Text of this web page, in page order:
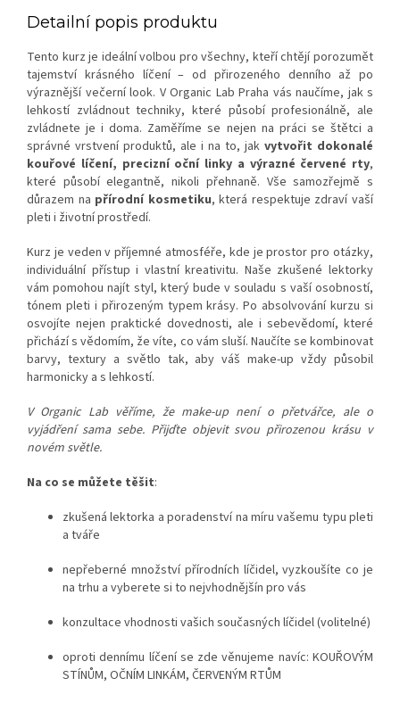
Detailní popis produktu
Tento kurz je ideální volbou pro všechny, kteří chtějí porozumět
tajemství krásného líčení – od přirozeného denního až po
výraznější večerní look. V Organic Lab Praha vás naučíme, jak s
lehkostí zvládnout techniky, které působí profesionálně, ale
zvládnete je i doma. Zaměříme se nejen na práci se štětci a
správné vrstvení produktů, ale i na to, jak vytvořit dokonalé
kouřové líčení, precizní oční linky a výrazné červené rty,
které působí elegantně, nikoli přehnaně. Vše samozřejmě s
důrazem na přírodní kosmetiku, která respektuje zdraví vaší
pleti i životní prostředí.
Kurz je veden v příjemné atmosféře, kde je prostor pro otázky,
individuální přístup i vlastní kreativitu. Naše zkušené lektorky
vám pomohou najít styl, který bude v souladu s vaší osobností,
tónem pleti i přirozeným typem krásy. Po absolvování kurzu si
osvojíte nejen praktické dovednosti, ale i sebevědomí, které
přichází s vědomím, že víte, co vám sluší. Naučíte se kombinovat
barvy, textury a světlo tak, aby váš make-up vždy působil
harmonicky a s lehkostí.
V Organic Lab věříme, že make-up není o přetvářce, ale o
vyjádření sama sebe. Přijďte objevit svou přirozenou krásu v
novém světle.
Na co se můžete těšit:
zkušená lektorka a poradenství na míru vašemu typu pleti
a tváře
nepřeberné množství přírodních líčidel, vyzkoušíte co je
na trhu a vyberete si to nejvhodnějšín pro vás
konzultace vhodnosti vašich současných líčidel (volitelné)
oproti dennímu líčení se zde věnujeme navíc: KOUŘOVÝM
STÍNŮM, OČNÍM LINKÁM, ČERVENÝM RTŮM